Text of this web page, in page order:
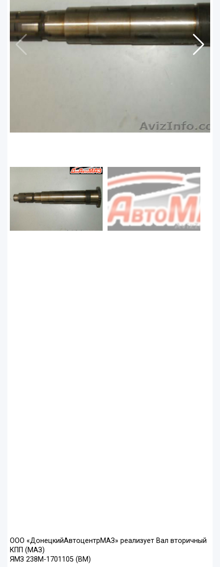
ООО «ДонецкийАвтоцентрМАЗ» реализует Вал вторичный
КПП (МАЗ)
ЯМЗ 238М-1701105 (ВМ)